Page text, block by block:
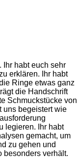
habt euch sehr
erklären. Ihr habt
Ringe etwas ganz
die Handschrift
Schmuckstücke von
uns begeistert wie
legieren. Ihr habt
gemacht, um
zu gehen und
besonders verhält.